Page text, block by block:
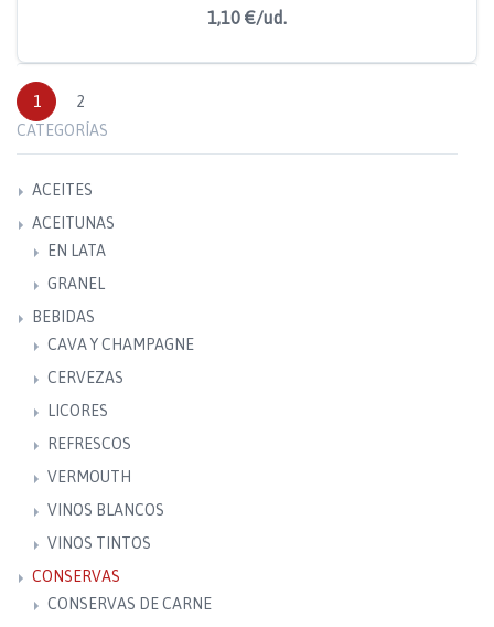
1,10 €/ud.
1
2
CATEGORÍAS
ACEITES
ACEITUNAS
EN LATA
GRANEL
BEBIDAS
CAVA Y CHAMPAGNE
CERVEZAS
LICORES
REFRESCOS
VERMOUTH
VINOS BLANCOS
VINOS TINTOS
CONSERVAS
CONSERVAS DE CARNE